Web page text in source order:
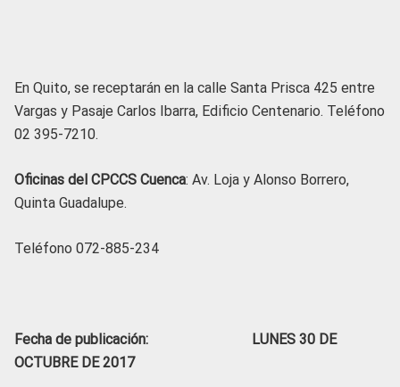
En Quito, se receptarán en la calle Santa Prisca 425 entre
Vargas y Pasaje Carlos Ibarra, Edificio Centenario. Teléfono
02 395-7210.
Oficinas del CPCCS Cuenca: Av. Loja y Alonso Borrero,
Quinta Guadalupe.
Teléfono 072-885-234
Fecha de publicación: LUNES 30 DE
OCTUBRE DE 2017